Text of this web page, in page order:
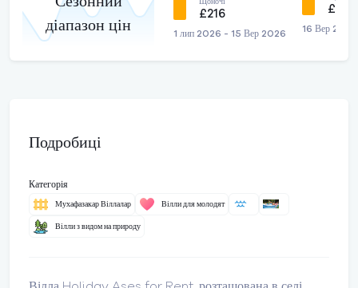
діапазон цін
£216
1 лип 2026 - 15 Вер 2026
£141
16 Вер
Подробиці
Категорія
Мухафазакар Віллалар Вілли для молодят
Вілли з видом на природу